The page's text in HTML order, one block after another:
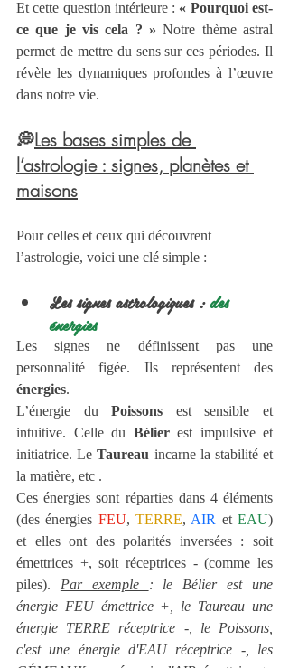
Et cette question intérieure : « Pourquoi est-
ce que je vis cela ? » Notre thème astral
permet de mettre du sens sur ces périodes. Il
révèle les dynamiques profondes à l’œuvre
dans notre vie.
💭Les bases simples de
l’astrologie : signes, planètes et
maisons
Pour celles et ceux qui découvrent
l’astrologie, voici une clé simple :
Les signes astrologiques : des
énergies
Les signes ne définissent pas une
énergies.
L’énergie du Poissons est sensible et
intuitive. Celle du Bélier est impulsive et
initiatrice. Le Taureau incarne la stabilité et
la matière, etc .
Ces énergies sont réparties dans 4 éléments
(des énergies FEU, TERRE, AIR et EAU)
et elles ont des polarités inversées : soit
émettrices +, soit réceptrices - (comme les
piles). Par exemple : le Bélier est une
énergie FEU émettrice +, le Taureau une
énergie TERRE réceptrice -, le Poissons,
c'est une énergie d'EAU réceptrice -, les